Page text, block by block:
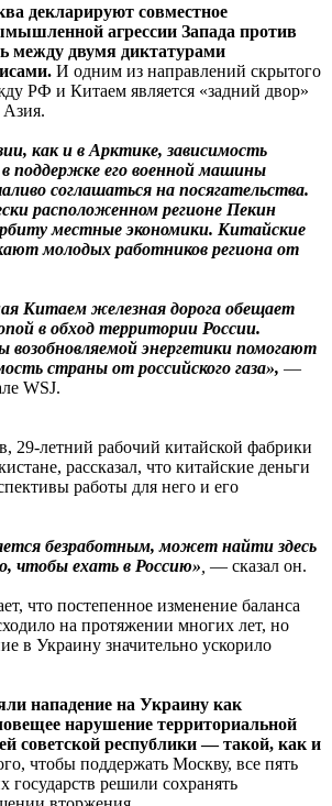
декларируют совместное
агрессии Запада против
между двумя диктатурами
И одним из направлений скрытого
РФ и Китаем является «задний двор»
как и в Арктике, зависимость
поддержке его военной машины
соглашаться на посягательства.
расположенном регионе Пекин
местные экономики. Китайские
молодых работников региона от
Китаем железная дорога обещает
в обход территории России.
возобновляемой энергетики помогают
страны от российского газа», —
WSJ.
29-летний рабочий китайской фабрики
рассказал, что китайские деньги
работы для него и его
безработным, может найти здесь
чтобы ехать в Россию» — сказал он.
что постепенное изменение баланса
на протяжении многих лет, но
в Украину значительно ускорило
нападение на Украину как
нарушение территориальной
советской республики — такой, как и
чтобы поддержать Москву, все пять
государств решили сохранять